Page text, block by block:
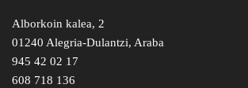
Alborkoin kalea, 2
01240 Alegria-Dulantzi, Araba
945 42 02 17
608 718 136